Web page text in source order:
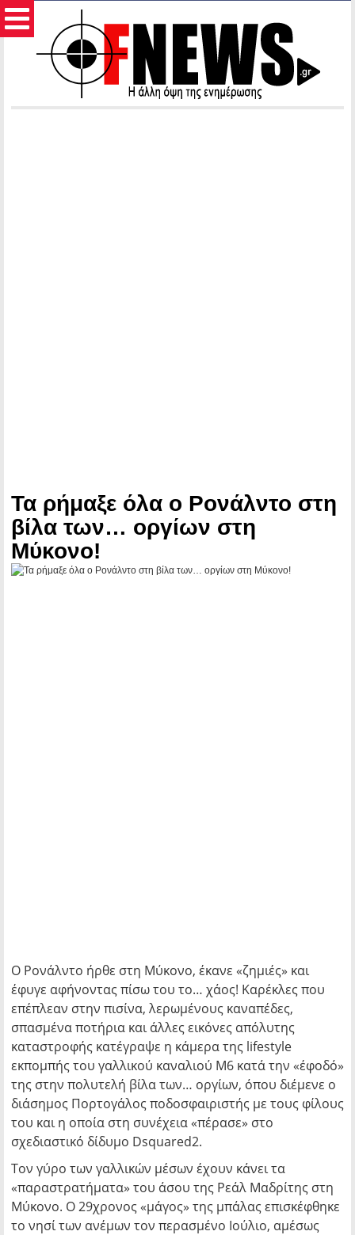
Τα ρήμαξε όλα ο Ρονάλντο στη
βίλα των… οργίων στη
Μύκονο!
Ο Ρονάλντο ήρθε στη Μύκονο, έκανε «ζημιές» και
έφυγε αφήνοντας πίσω του το… χάος! Καρέκλες που
επέπλεαν στην πισίνα, λερωμένους καναπέδες,
σπασμένα ποτήρια και άλλες εικόνες απόλυτης
καταστροφής κατέγραψε η κάμερα της lifestyle
εκπομπής του γαλλικού καναλιού Μ6 κατά την «έφοδό»
της στην πολυτελή βίλα των… οργίων, όπου διέμενε ο
διάσημος Πορτογάλος ποδοσφαιριστής με τους φίλους
του και η οποία στη συνέχεια «πέρασε» στο
σχεδιαστικό δίδυμο Dsquared2.
Τον γύρο των γαλλικών μέσων έχουν κάνει τα
«παραστρατήματα» του άσου της Ρεάλ Μαδρίτης στη
Μύκονο. Ο 29χρονος «μάγος» της μπάλας επισκέφθηκε
το νησί των ανέμων τον περασμένο Ιούλιο, αμέσως